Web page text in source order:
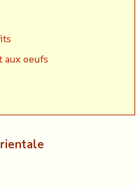
aux oeufs